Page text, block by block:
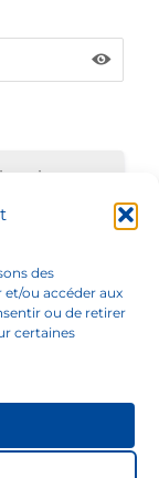
des
ou accéder aux
ou de retirer
certaines
DES